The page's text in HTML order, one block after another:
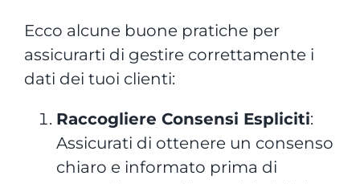
Ecco alcune buone pratiche per
assicurarti di gestire correttamente i
dati dei tuoi clienti:
Raccogliere Consensi Espliciti:
Assicurati di ottenere un consenso
chiaro e informato prima di